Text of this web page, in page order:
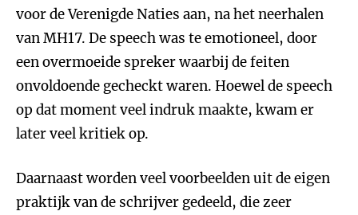
voor de Verenigde Naties aan, na het neerhalen
van MH17. De speech was te emotioneel, door
een overmoeide spreker waarbij de feiten
onvoldoende gecheckt waren. Hoewel de speech
op dat moment veel indruk maakte, kwam er
later veel kritiek op.
Daarnaast worden veel voorbeelden uit de eigen
praktijk van de schrijver gedeeld, die zeer